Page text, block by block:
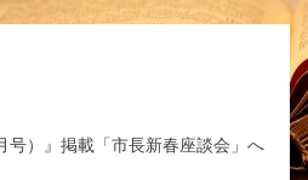
号）』掲載「市長新春座談会」へ